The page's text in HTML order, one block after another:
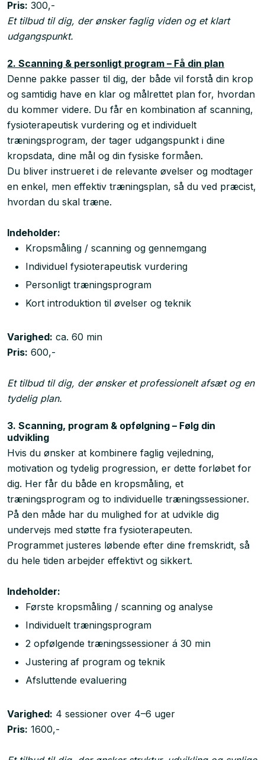
Pris: 300,-
Et tilbud til dig, der ønsker faglig viden og et klart
udgangspunkt.
2. Scanning & personligt program – Få din plan
Denne pakke passer til dig, der både vil forstå din krop
og samtidig have en klar og målrettet plan for, hvordan
du kommer videre. Du får en kombination af scanning,
fysioterapeutisk vurdering og et individuelt
træningsprogram, der tager udgangspunkt i dine
kropsdata, dine mål og din fysiske formåen.
Du bliver instrueret i de relevante øvelser og modtager
en enkel, men effektiv træningsplan, så du ved præcist,
hvordan du skal træne.
Indeholder:
Kropsmåling / scanning og gennemgang
Individuel fysioterapeutisk vurdering
Personligt træningsprogram
Kort introduktion til øvelser og teknik
Varighed: ca. 60 min
Pris: 600,-
Et tilbud til dig, der ønsker et professionelt afsæt og en
tydelig plan.
3. Scanning, program & opfølgning – Følg din
udvikling
Hvis du ønsker at kombinere faglig vejledning,
motivation og tydelig progression, er dette forløbet for
dig. Her får du både en kropsmåling, et
træningsprogram og to individuelle træningssessioner.
På den måde har du mulighed for at udvikle dig
undervejs med støtte fra fysioterapeuten.
Programmet justeres løbende efter dine fremskridt, så
du hele tiden arbejder effektivt og sikkert.
Indeholder:
Første kropsmåling / scanning og analyse
Individuelt træningsprogram
2 opfølgende træningssessioner á 30 min
Justering af program og teknik
Afsluttende evaluering
Varighed: 4 sessioner over 4–6 uger
Pris: 1600,-